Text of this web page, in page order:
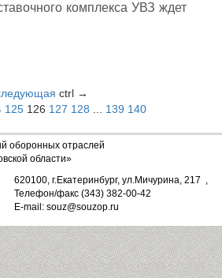
комплекса УВЗ ждет
ctrl →
125 126 127 128 139 140
оборонных отраслей
области»
620100, г.Екатеринбург, ул.Мичурина, 217 ,
Телефон/факс (343) 382-00-42
E-mail: souz@souzop.ru